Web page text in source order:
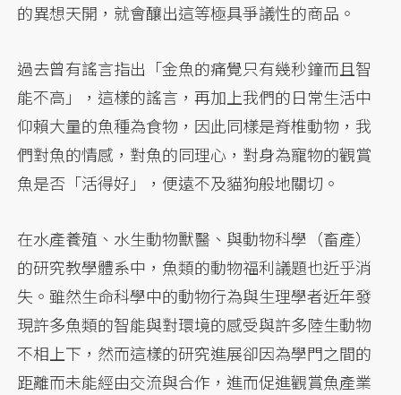
的異想天開，就會釀出這等極具爭議性的商品。
過去曾有謠言指出「金魚的痛覺只有幾秒鐘而且智
能不高」，這樣的謠言，再加上我們的日常生活中
仰賴大量的魚種為食物，因此同樣是脊椎動物，我
們對魚的情感，對魚的同理心，對身為寵物的觀賞
魚是否「活得好」，便遠不及貓狗般地關切。
在水產養殖、水生動物獸醫、與動物科學（畜產）
的研究教學體系中，魚類的動物福利議題也近乎消
失。雖然生命科學中的動物行為與生理學者近年發
現許多魚類的智能與對環境的感受與許多陸生動物
不相上下，然而這樣的研究進展卻因為學門之間的
距離而未能經由交流與合作，進而促進觀賞魚產業